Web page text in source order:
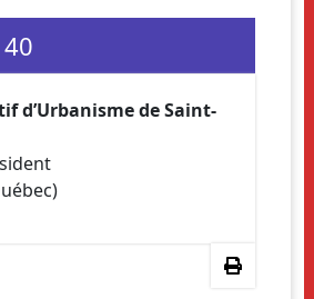
d’Urbanisme de Saint-